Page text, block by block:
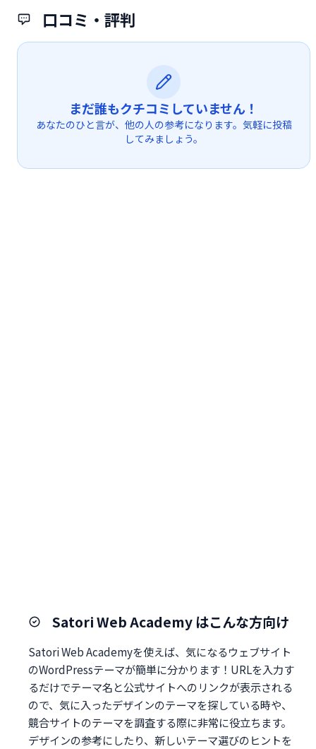
口コミ・評判
まだ誰もクチコミしていません！
あなたのひと言が、他の人の参考になります。気軽に投稿
してみましょう。
Satori Web Academy はこんな方向け
Satori Web Academyを使えば、気になるウェブサイト
のWordPressテーマが簡単に分かります！URLを入力す
るだけでテーマ名と公式サイトへのリンクが表示される
ので、気に入ったデザインのテーマを探している時や、
競合サイトのテーマを調査する際に非常に役立ちます。
デザインの参考にしたり、新しいテーマ選びのヒントを